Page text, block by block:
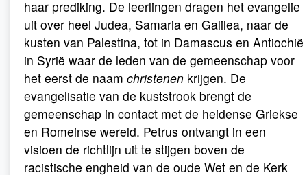
haar prediking. De leerlingen dragen het evangelie
uit over heel Judea, Samaria en Galilea, naar de
kusten van Palestina, tot in Damascus en Antiochië
in Syrië waar de leden van de gemeenschap voor
het eerst de naam christenen krijgen. De
evangelisatie van de kuststrook brengt de
gemeenschap in contact met de heidense Griekse
en Romeinse wereld. Petrus ontvangt in een
visioen de richtlijn uit te stijgen boven de
racistische engheid van de oude Wet en de Kerk